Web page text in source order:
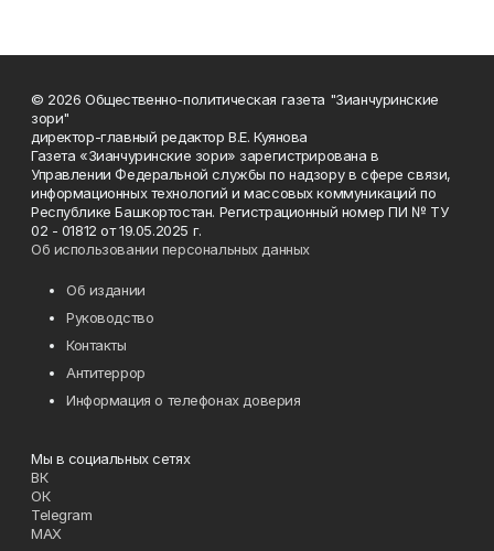
© 2026 Общественно-политическая газета "Зианчуринские
зори"
директор-главный редактор В.Е. Куянова
Газета «Зианчуринские зори» зарегистрирована в
Управлении Федеральной службы по надзору в сфере связи,
информационных технологий и массовых коммуникаций по
Республике Башкортостан. Регистрационный номер ПИ № ТУ
02 - 01812 от 19.05.2025 г.
Об использовании персональных данных
Об издании
Руководство
Контакты
Антитеррор
Информация о телефонах доверия
Мы в социальных сетях
ВК
ОК
Telegram
MAX